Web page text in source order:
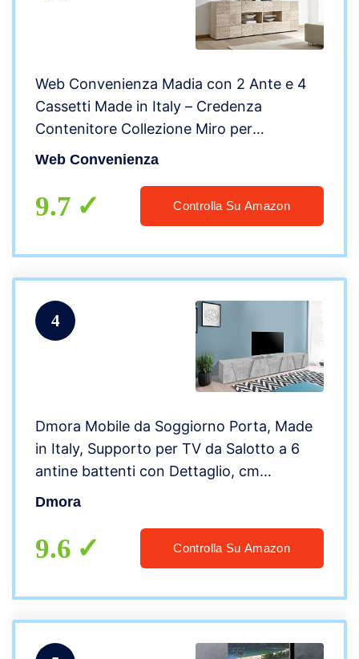
Web Convenienza Madia con 2 Ante e 4
Cassetti Made in Italy – Credenza
Contenitore Collezione Miro per
Soggiorno Cucina Ingresso Sala da Pranzo
Serigrafato
Web Convenienza
9.7 Controlla Su Amazon
4
Dmora Mobile da Soggiorno Porta, Made
in Italy, Supporto per TV da Salotto a 6
antine battenti con Dettaglio, cm
244x44h46, Colore Cemento Scuro
Dmora
9.6 Controlla Su Amazon